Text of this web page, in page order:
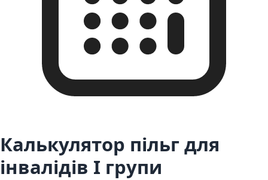
Калькулятор пільг для
інвалідів I групи